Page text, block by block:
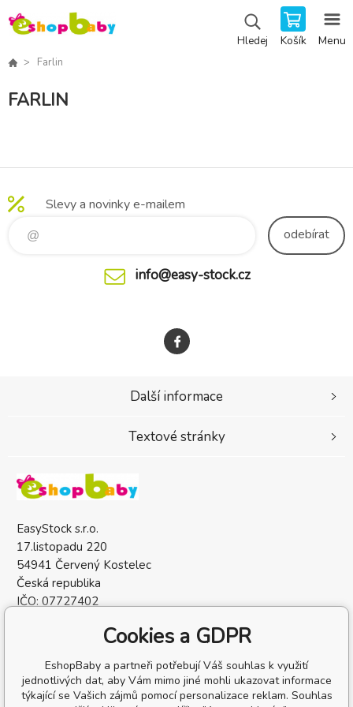
Hledej Košík Menu
Farlin
FARLIN
Slevy a novinky e-mailem
odebírat
info@easy-stock.cz
EasyStock s.r.o.
17.listopadu 220
54941 Červený Kostelec
Česká republika
IČO: 07727402
Další informace
Textové stránky
Cookies a GDPR
EshopBaby a partneři potřebují Váš souhlas k využití
jednotlivých dat, aby Vám mimo jiné mohli ukazovat informace
týkající se Vašich zájmů pomocí personalizace reklam. Souhlas